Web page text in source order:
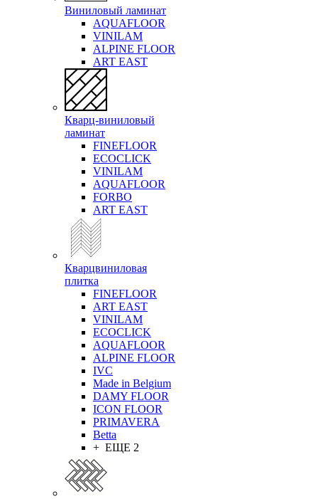
Виниловый ламинат
AQUAFLOOR
VINILAM
ALPINE FLOOR
ART EAST
Кварц-виниловый
ламинат
FINEFLOOR
ECOCLICK
VINILAM
AQUAFLOOR
FORBO
ART EAST
Кварцвиниловая
плитка
FINEFLOOR
ART EAST
VINILAM
ECOCLICK
AQUAFLOOR
ALPINE FLOOR
IVC
Made in Belgium
DAMY FLOOR
ICON FLOOR
PRIMAVERA
Betta
+ ЕЩЕ 2